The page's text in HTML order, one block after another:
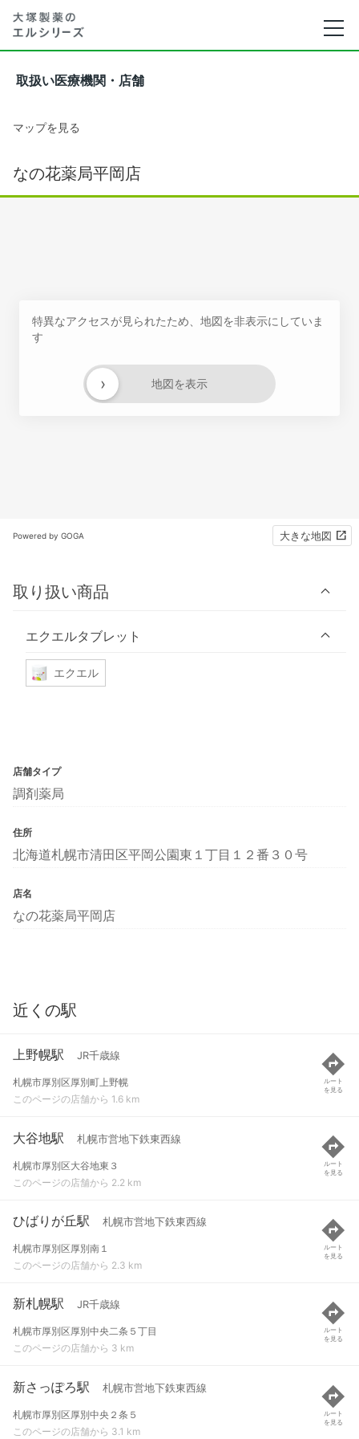
取扱い医療機関・店舗
マップを見る
なの花薬局平岡店
特異なアクセスが見られたため、地図を非表示にしていま
す
地図を表示
›
Powered by GOGA 大きな地図
取り扱い商品
エクエルタブレット
エクエル
店舗タイプ
調剤薬局
住所
北海道札幌市清田区平岡公園東１丁目１２番３０号
店名
なの花薬局平岡店
近くの駅
上野幌駅 JR千歳線
札幌市厚別区厚別町上野幌
このページの店舗から 1.6 km
ルート
を見る
大谷地駅 札幌市営地下鉄東西線
札幌市厚別区大谷地東３
このページの店舗から 2.2 km
ルート
を見る
ひばりが丘駅 札幌市営地下鉄東西線
札幌市厚別区厚別南１
このページの店舗から 2.3 km
ルート
を見る
新札幌駅 JR千歳線
札幌市厚別区厚別中央二条５丁目
このページの店舗から 3 km
ルート
を見る
新さっぽろ駅 札幌市営地下鉄東西線
札幌市厚別区厚別中央２条５
このページの店舗から 3.1 km
ルート
を見る